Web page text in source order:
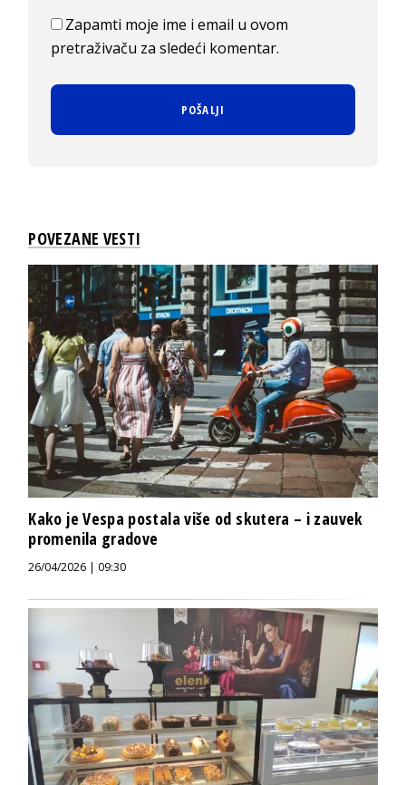
Zapamti moje ime i email u ovom
pretraživaču za sledeći komentar.
POVEZANE VESTI
Kako je Vespa postala više od skutera – i zauvek
promenila gradove
26/04/2026 | 09:30